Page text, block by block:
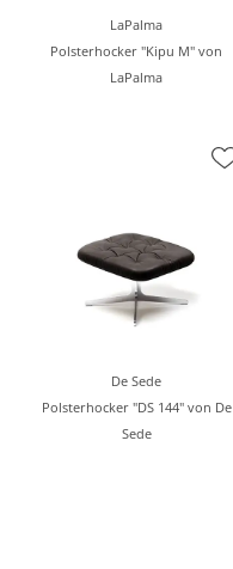
LaPalma
Polsterhocker "Kipu M" von
LaPalma
De Sede
Polsterhocker "DS 144" von De
Sede